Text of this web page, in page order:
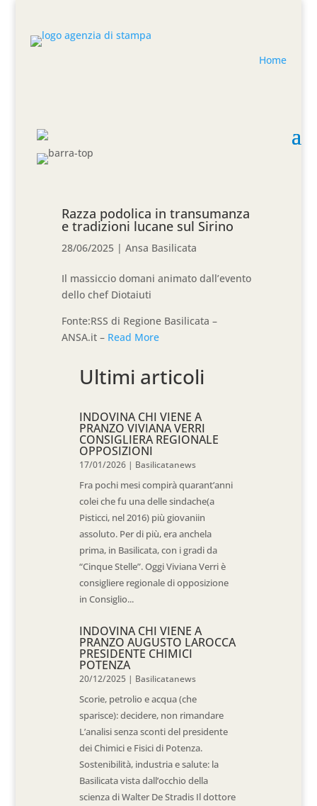
Home
Razza podolica in transumanza
e tradizioni lucane sul Sirino
28/06/2025 |Ansa Basilicata
Il massiccio domani animato dall’evento
dello chef Diotaiuti
Fonte:RSS di Regione Basilicata –
ANSA.it – Read More
Ultimi articoli
INDOVINA CHI VIENE A
PRANZO VIVIANA VERRI
CONSIGLIERA REGIONALE
OPPOSIZIONI
17/01/2026 | Basilicatanews
Fra pochi mesi compirà quarant’anni
colei che fu una delle sindache(a
Pisticci, nel 2016) più giovaniin
assoluto. Per di più, era anchela
prima, in Basilicata, con i gradi da
“Cinque Stelle”. Oggi Viviana Verri è
consigliere regionale di opposizione
in Consiglio...
INDOVINA CHI VIENE A
PRANZO AUGUSTO LAROCCA
PRESIDENTE CHIMICI
POTENZA
20/12/2025 | Basilicatanews
Scorie, petrolio e acqua (che
sparisce): decidere, non rimandare
L’analisi senza sconti del presidente
dei Chimici e Fisici di Potenza.
Sostenibilità, industria e salute: la
Basilicata vista dall’occhio della
scienza di Walter De Stradis Il dottore